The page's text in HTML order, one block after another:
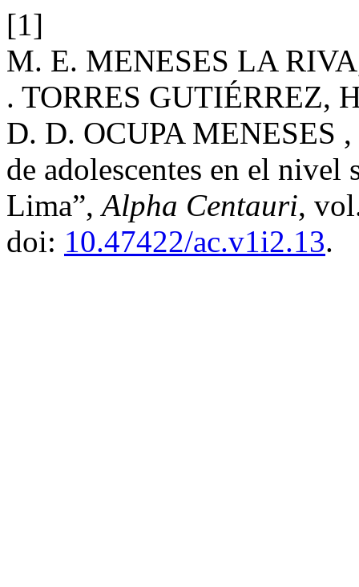
[1]
M. E. MENESES LA
. TORRES GUTIÉRREZ,
D. D. OCUPA MENESES
de adolescentes en el
Lima”,Alpha Centauri,
doi: 10.47422/ac.v1i2.13.